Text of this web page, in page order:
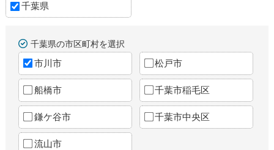
千葉県
千葉県の市区町村を選択
市川市 松戸市
船橋市 千葉市稲毛区
鎌ケ谷市 千葉市中央区
流山市